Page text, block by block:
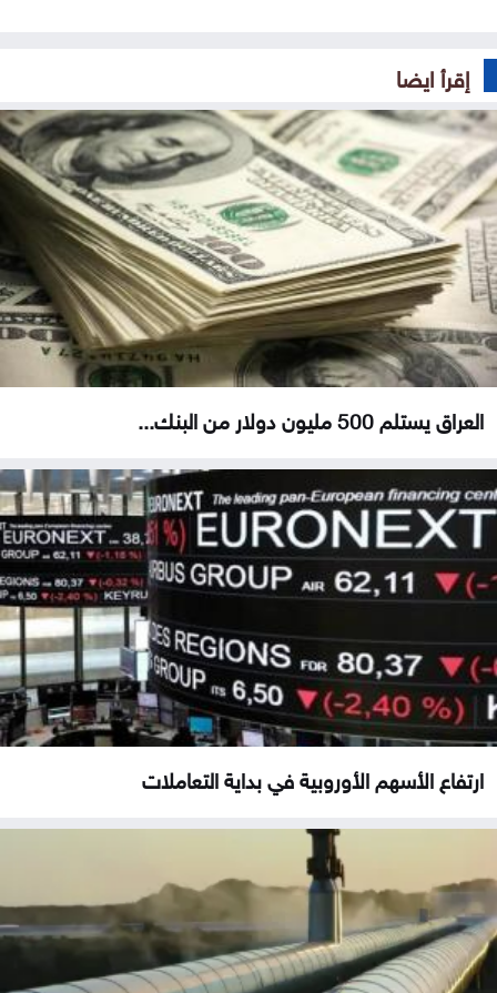
إقرأ ايضا
العراق يستلم 500 مليون دولار من البنك...
ارتفاع الأسهم الأوروبية في بداية التعاملات